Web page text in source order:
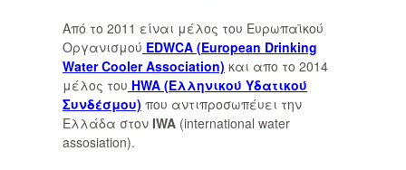
Aπό το 2011 είναι μέλος του Ευρωπαϊκού
Οργανισμού EDWCA (European Drinking
Water Cooler Association) και απο το 2014
μέλος του HWA (Ελληνικού Υδατικού
Συνδέσμου) που αντιπροσωπέυει την
Ελλάδα στον IWA (international water
assosiation).